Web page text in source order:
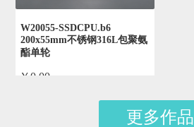
W20055-SSDCPU.b6
200x55mm不锈钢316L包聚氨
酯单轮
￥0.00
更多作品